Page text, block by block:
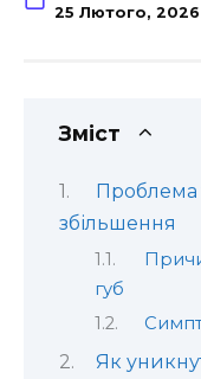
25 Лютого, 2026
Зміст
Проблема
збільшення
губ
Як